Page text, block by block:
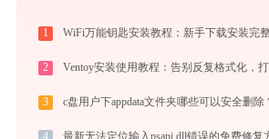
1 WiFi万能钥匙安装教程：新手下载安装完
2
3 c盘用户下appdata文件夹哪些可以安全删除
4 最新无法定位输入psapi.dll错误的免费修复